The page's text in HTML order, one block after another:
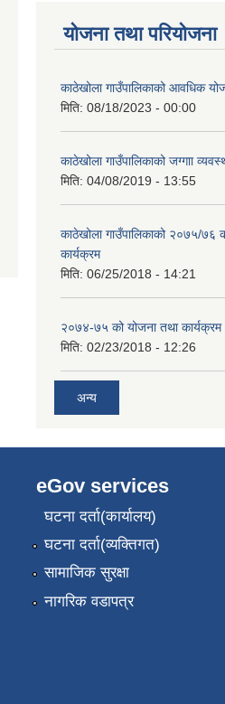
योजना तथा परियोजना
काठेखोला गाउँपालिकाको आवधिक
मिति: 08/18/2023 - 00:00
काठेखोला गाउँपालिकाको जग्गाा
मिति: 04/08/2019 - 13:55
काठेखोला गाउँपालिकाको २०७५/७६
कार्यक्रम
मिति: 06/25/2018 - 14:21
२०७४-७५ को योजना तथा कार्यक्रम
मिति: 02/23/2018 - 12:26
अन्य
eGov services
घटना दर्ता(कार्यालय)
घटना दर्ता(व्यक्तिगत)
सामाजिक सुरक्षा
नागरिक वडापत्र